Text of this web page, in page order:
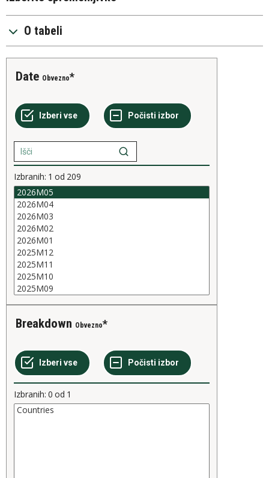
O tabeli
Date Obvezno
Izbranih: 1 od 209
Breakdown Obvezno
Izbranih: 0 od 1